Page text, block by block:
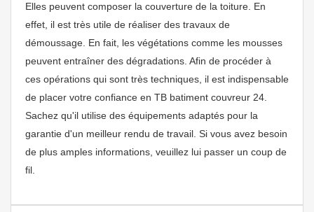
Elles peuvent composer la couverture de la toiture. En
effet, il est très utile de réaliser des travaux de
démoussage. En fait, les végétations comme les mousses
peuvent entraîner des dégradations. Afin de procéder à
ces opérations qui sont très techniques, il est indispensable
de placer votre confiance en TB batiment couvreur 24.
Sachez qu'il utilise des équipements adaptés pour la
garantie d'un meilleur rendu de travail. Si vous avez besoin
de plus amples informations, veuillez lui passer un coup de
fil.